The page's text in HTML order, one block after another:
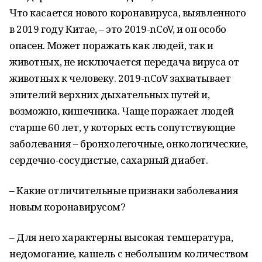
Что касается нового коронавируса, выявленного
в 2019 году Китае, – это 2019-nCoV, и он особо
опасен. Может поражать как людей, так и
животных, не исключается передача вируса от
животных к человеку. 2019-nCoV захватывает
эпителий верхних дыхательных путей и,
возможно, кишечника. Чаще поражает людей
старше 60 лет, у которых есть сопутствующие
заболевания – бронхолегочные, онкологические,
сердечно-сосудистые, сахарный диабет.
– Какие отличительные признаки заболевания
новым коронавирусом?
– Для него характерны высокая температура,
недомогание, кашель с небольшим количеством